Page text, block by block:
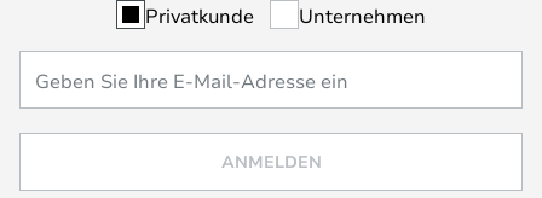
Privatkunde Unternehmen
ANMELDEN